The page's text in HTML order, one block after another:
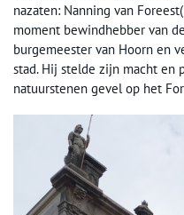
nazaten: Nanning van
moment bewindhebber van
burgemeester van Hoorn en
stad. Hij stelde zijn macht en
natuurstenen gevel op het